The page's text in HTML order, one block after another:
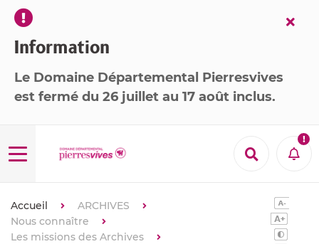
Information
Le Domaine Départemental Pierresvives
est fermé du 26 juillet au 17 août inclus.
Menu 
Accueil
ARCHIVES
Nous connaître
Les missions des Archives